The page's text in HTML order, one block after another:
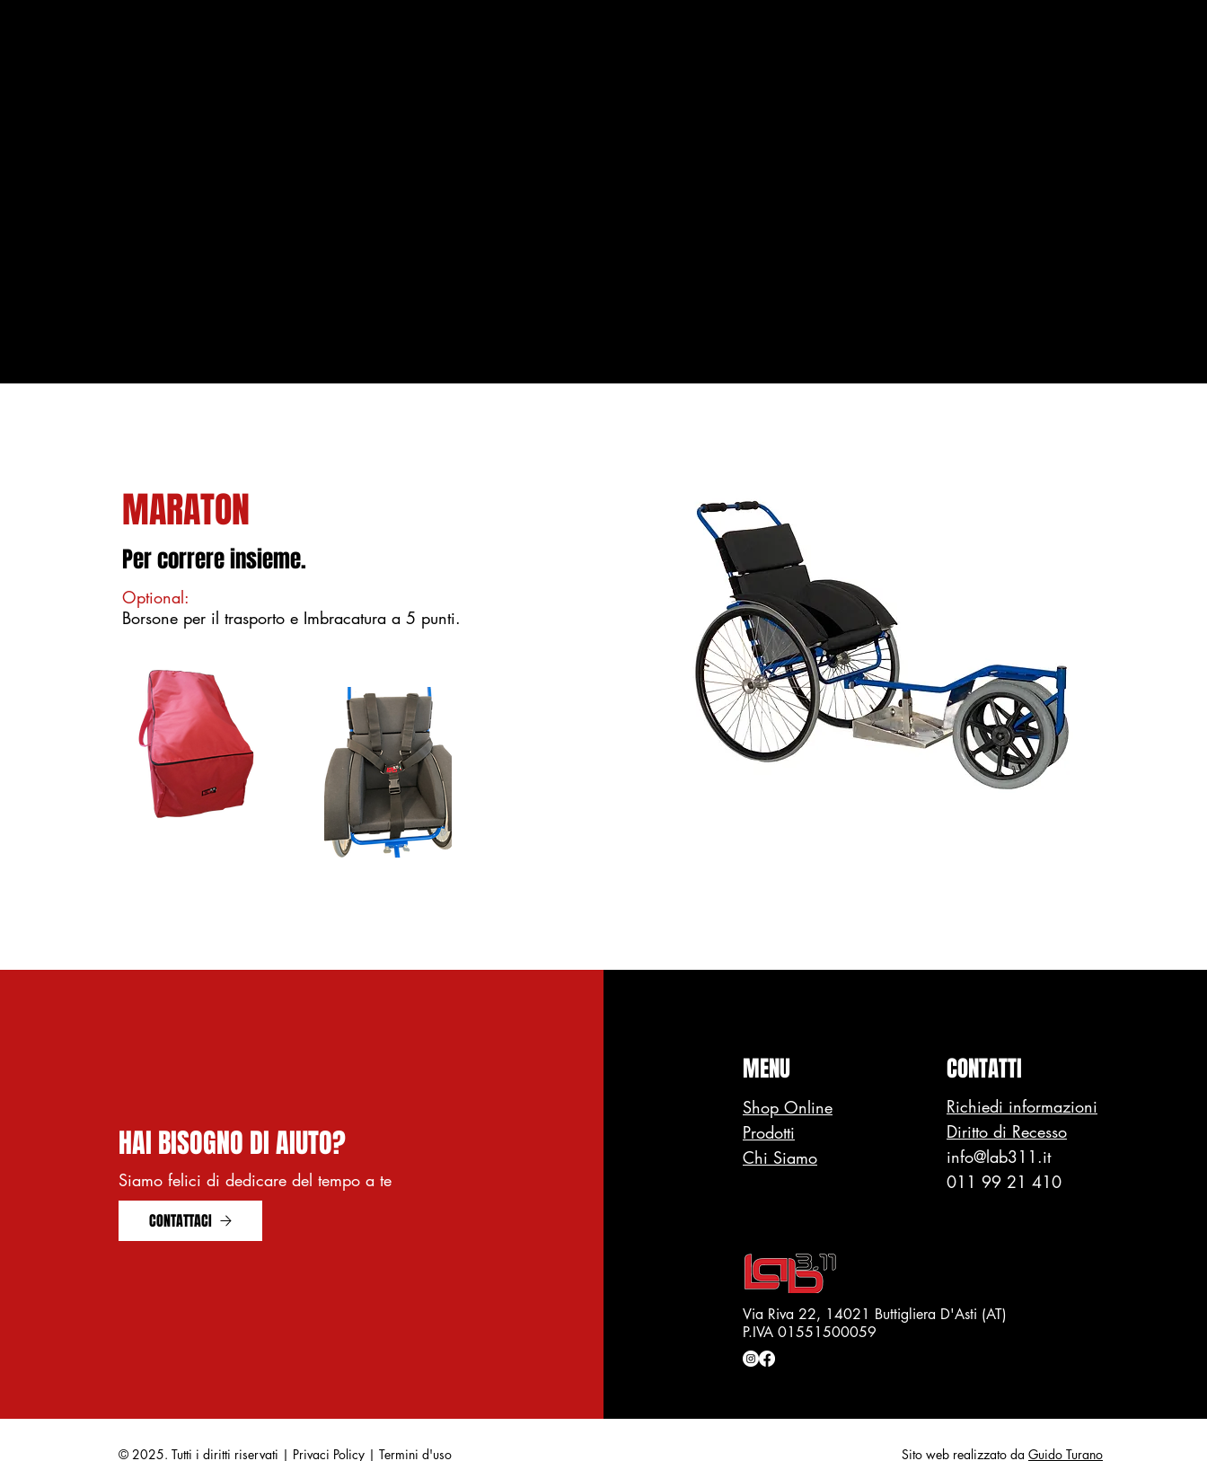
MARATON
Per correre insieme.
Optional:
Borsone per il trasporto e Imbracatura a 5 punti.
HAI BISOGNO DI AIUTO?
Siamo felici di dedicare del tempo a te
CONTATTACI
MENU
Shop Online
Prodotti
Chi Siamo
CONTATTI
Richiedi informazioni
Diritto di Recesso
info@lab311.it
011 99 21 410
Via Riva 22, 14021 Buttigliera D'Asti (AT)
P.IVA 01551500059
© 2025. Tutti i diritti riservati | Privaci Policy | Termini d'uso Sito web realizzato da Guido Turano